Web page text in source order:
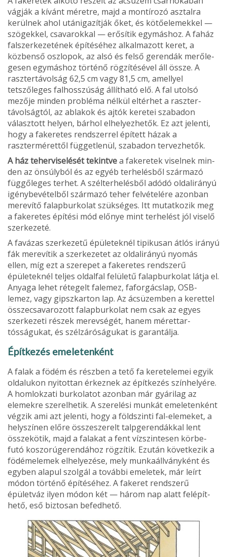
vágják a kívánt méretre, majd a montírozó asztalra
kerülnek ahol utánigazítják őket, és kötőelemekkel —
szögekkel, csavarokkal — erősítik egy­máshoz. A faház
falszerkeze­tének építéséhez alkalmazott keret, a
közbenső oszlopok, az alsó és felső gerendák merőle­
gesen egymáshoz történő rögzítésével áll össze. A
rasz­tertávolság 62,5 cm vagy 81,5 cm, amellyel
tetszőleges falhosszúság állítható elő. A fal utolsó
mezője minden prob­léma nélkül eltérhet a raszter­
távolságtól, az ablakok és aj­tók keretei szabadon
válasz­tott helyen, bárhol elhelyezhe­tők. Ez azt jelenti,
hogy a fa­keretes rendszerrel épített há­zak a
rasztermérettől függet­lenül, szabadon tervezhetők.
A ház teherviselését tekint­vea fakeretek viselnek min­
den az önsúlyból és az egyéb terhelésből származó
függőleges terhet. A szélterhelésből adódó ol­dalirányú
igénybevételből szár­mazó teher felvételére azon­ban
merevítő falapburkolat szükséges. Itt mutatkozik meg
a fakeretes építési mód előnye mint terhelést jól viselő
szer­kezeté.
A favázas szerkezetű épüle­teknél tipikusan átlós irányú
fák merevítik a szerkezetet az oldalirányú nyomás
ellen, míg ezt a szerepet a fakeretes rend­szerű
épületeknél teljes oldal­fal felületű falapburkolat látja el.
Anyaga lehet rétegelt fa­lemez, faforgácslap, OSB-
lemez, vagy gipszkarton lap. Az ácsüzemben a kerettel
össze­csavarozott falapburkolat nem csak az egyes
szerkezeti részek merevségét, hanem mérettar­
tósságukat, és szélzáróságukat is garantálja.
Építkezés emeletenként
A falak a födém és részben a tető fa keretelemei egyik
ol­dalukon nyitottan érkeznek az építkezés színhelyére.
A hom­lokzati burkolatot azonban már gyárilag az
elemekre sze­relhetik. A szerelési munkát emeletenként
végzik ami azt jelenti, hogy a földszinti fal-elemeket, a
helyszínen előre összeszerelt talpgerendákkal lent
összekötik, majd a fala­kat a fent vízszintesen körbe­
futó koszorúgerendához rög­zítik. Ezután következik a
fö­démelemek elhelyezése, mely munkaállványként és
egyben alapul szolgál a további eme­letek, már leírt
módon törté­nő építéséhez. A fakeret rend­szerű
épületváz ilyen módon két — három nap alatt felépít­
hető, eső biztosan befedhető.